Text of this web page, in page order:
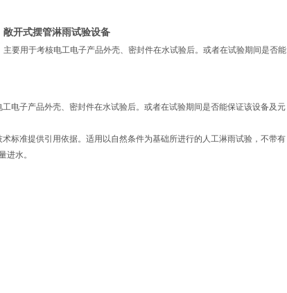
敞开式摆管淋雨试验设备
主要用于考核电工电子产品外壳、密封件在水试验后。或者在试验期间是否能
电子产品外壳、密封件在水试验后。或者在试验期间是否能保证该设备及元
标准提供引用依据。适用以自然条件为基础所进行的人工淋雨试验，不带有
进水。